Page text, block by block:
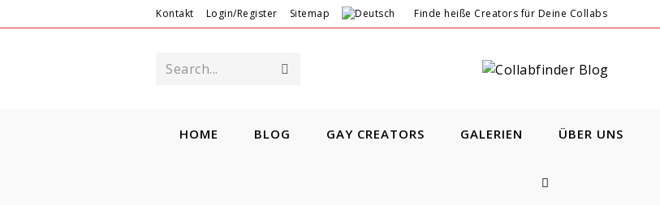
Kontakt Login/Register Sitemap Finde heiße Creators für Deine Collabs
Search...
HOME BLOG GAY CREATORS GALERIEN ÜBER UNS